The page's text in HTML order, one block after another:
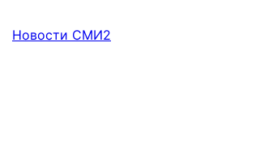
Новости СМИ2